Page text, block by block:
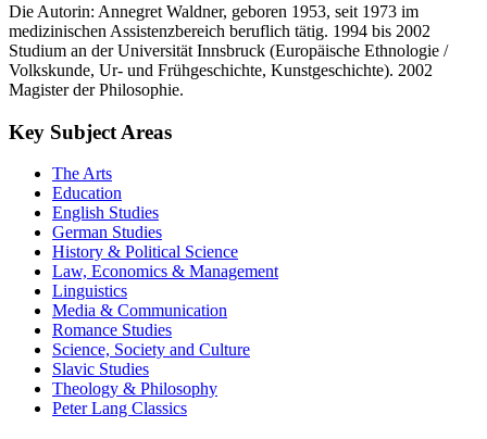
Die Autorin: Annegret Waldner, geboren 1953, seit 1973 im
medizinischen Assistenzbereich beruflich tätig. 1994 bis 2002
Studium an der Universität Innsbruck (Europäische Ethnologie /
Volkskunde, Ur- und Frühgeschichte, Kunstgeschichte). 2002
Magister der Philosophie.
Key Subject Areas
The Arts
Education
English Studies
German Studies
History & Political Science
Law, Economics & Management
Linguistics
Media & Communication
Romance Studies
Science, Society and Culture
Slavic Studies
Theology & Philosophy
Peter Lang Classics